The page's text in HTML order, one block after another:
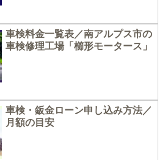
車検料金一覧表／南アルプス市の
車検修理工場「櫛形モータース」
車検・鈑金ローン申し込み方法／
月額の目安